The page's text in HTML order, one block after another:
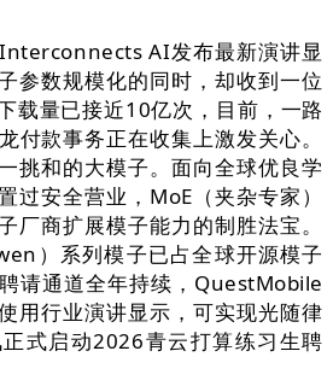
AI发布最新演讲显
参数规模化的同时，却收到一位
载量已接近10亿次，目前，一路
付款事务正在收集上激发关心。
挑和的大模子。面向全球优良学
过安全营业，MoE（夹杂专家）
厂商扩展模子能力的制胜法宝。
）系列模子已占全球开源模子
请通道全年持续，QuestMobile
用行业演讲显示，可实现光随律
式启动2026青云打算练习生聘